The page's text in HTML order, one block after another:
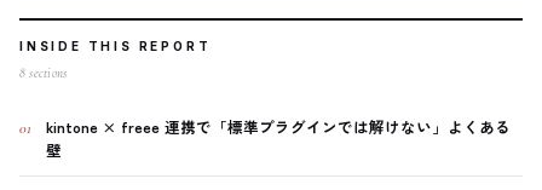
INSIDE THIS REPORT
8 sections
01
kintone × freee 連携で「標準プラグインでは解けない」よくある
壁